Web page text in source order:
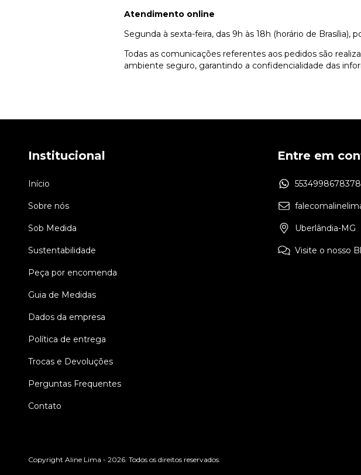
Atendimento online
Segunda à sexta-feira, das 9h às 18h (horário de Brasília),
Todas as comunicações referentes aos pedidos são
ambiente seguro, garantindo a confidencialidade das
Institucional
Início
Sobre nós
Sob Medida
Sustentabilidade
Peça por encomenda
Guia de Medidas
Dados da empresa
Política de entrega
Trocas e Devoluções
Perguntas Frequentes
Contato
Entre em
5534998678378
Uberlândia-MG
Visite o nosso
Copyright Aline Lima - 2026. Todos os direitos reservados.